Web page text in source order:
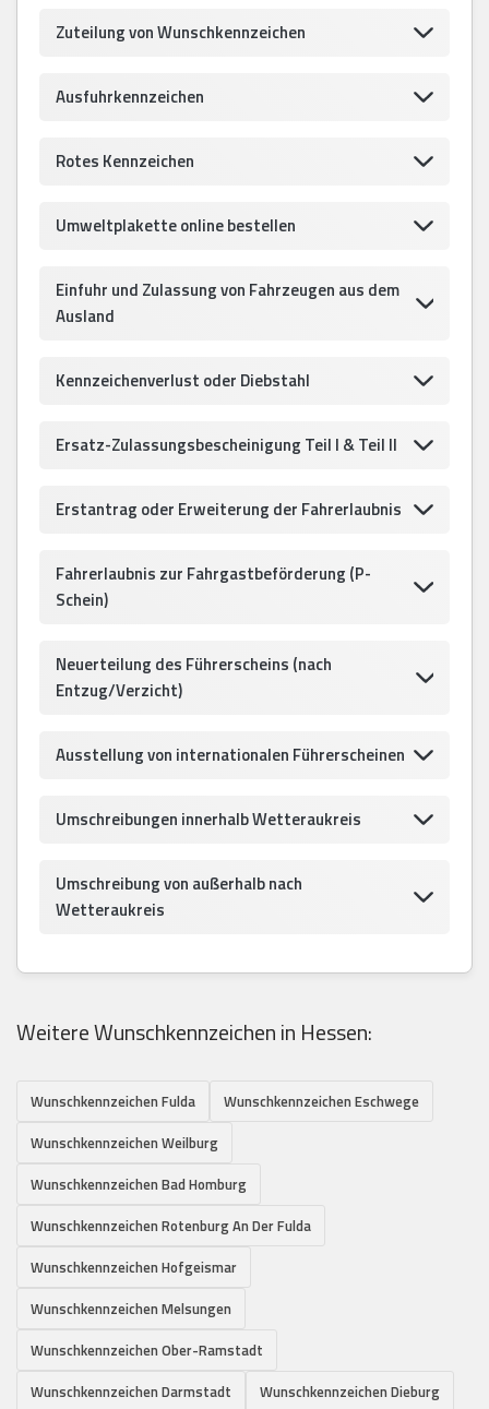
Zuteilung von Wunschkennzeichen
Ausfuhrkennzeichen
Rotes Kennzeichen
Umweltplakette online bestellen
Einfuhr und Zulassung von Fahrzeugen aus dem
Ausland
Kennzeichenverlust oder Diebstahl
Ersatz-Zulassungsbescheinigung Teil I & Teil II
Erstantrag oder Erweiterung der Fahrerlaubnis
Fahrerlaubnis zur Fahrgastbeförderung (P-
Schein)
Neuerteilung des Führerscheins (nach
Entzug/Verzicht)
Ausstellung von internationalen Führerscheinen
Umschreibungen innerhalb Wetteraukreis
Umschreibung von außerhalb nach
Wetteraukreis
Weitere Wunschkennzeichen in Hessen:
Wunschkennzeichen Fulda
Wunschkennzeichen Eschwege
Wunschkennzeichen Weilburg
Wunschkennzeichen Bad Homburg
Wunschkennzeichen Rotenburg An Der Fulda
Wunschkennzeichen Hofgeismar
Wunschkennzeichen Melsungen
Wunschkennzeichen Ober-Ramstadt
Wunschkennzeichen Darmstadt
Wunschkennzeichen Dieburg